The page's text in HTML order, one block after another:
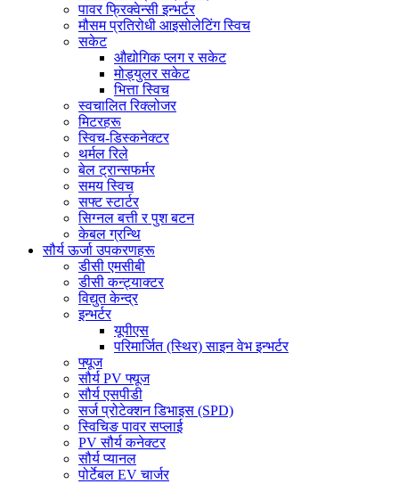
पावर फ्रिक्वेन्सी इन्भर्टर
मौसम प्रतिरोधी आइसोलेटिंग स्विच
सकेट
औद्योगिक प्लग र सकेट
मोड्युलर सकेट
भित्ता स्विच
स्वचालित रिक्लोजर
मिटरहरू
स्विच-डिस्कनेक्टर
थर्मल रिले
बेल ट्रान्सफर्मर
समय स्विच
सफ्ट स्टार्टर
सिग्नल बत्ती र पुश बटन
केबल ग्रन्थि
सौर्य ऊर्जा उपकरणहरू
डीसी एमसीबी
डीसी कन्ट्याक्टर
विद्युत केन्द्र
इन्भर्टर
यूपीएस
परिमार्जित (स्थिर) साइन वेभ इन्भर्टर
फ्यूज
सौर्य PV फ्यूज
सौर्य एसपीडी
सर्ज प्रोटेक्शन डिभाइस (SPD)
स्विचिङ पावर सप्लाई
PV सौर्य कनेक्टर
सौर्य प्यानल
पोर्टेबल EV चार्जर